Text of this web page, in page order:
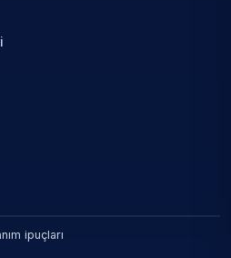
ipuçları